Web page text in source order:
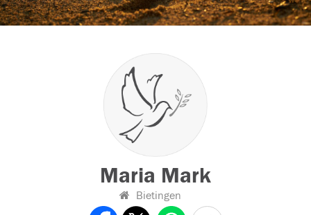
Maria Mark
Bietingen